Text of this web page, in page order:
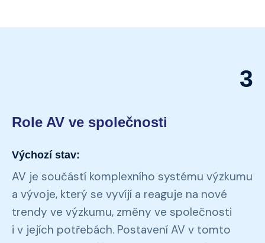
3
Role AV ve společnosti
Výchozí stav:
AV je součástí komplexního systému výzkumu
a vývoje, který se vyvíjí a reaguje na nové
trendy ve výzkumu, změny ve společnosti
i v jejích potřebách. Postavení AV v tomto